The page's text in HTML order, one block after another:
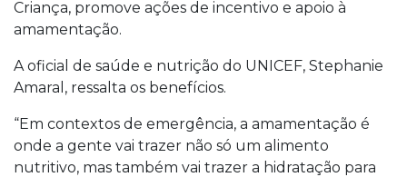
Criança, promove ações de incentivo e apoio à
amamentação.
A oficial de saúde e nutrição do UNICEF, Stephanie
Amaral, ressalta os benefícios.
“Em contextos de emergência, a amamentação é
onde a gente vai trazer não só um alimento
nutritivo, mas também vai trazer a hidratação para